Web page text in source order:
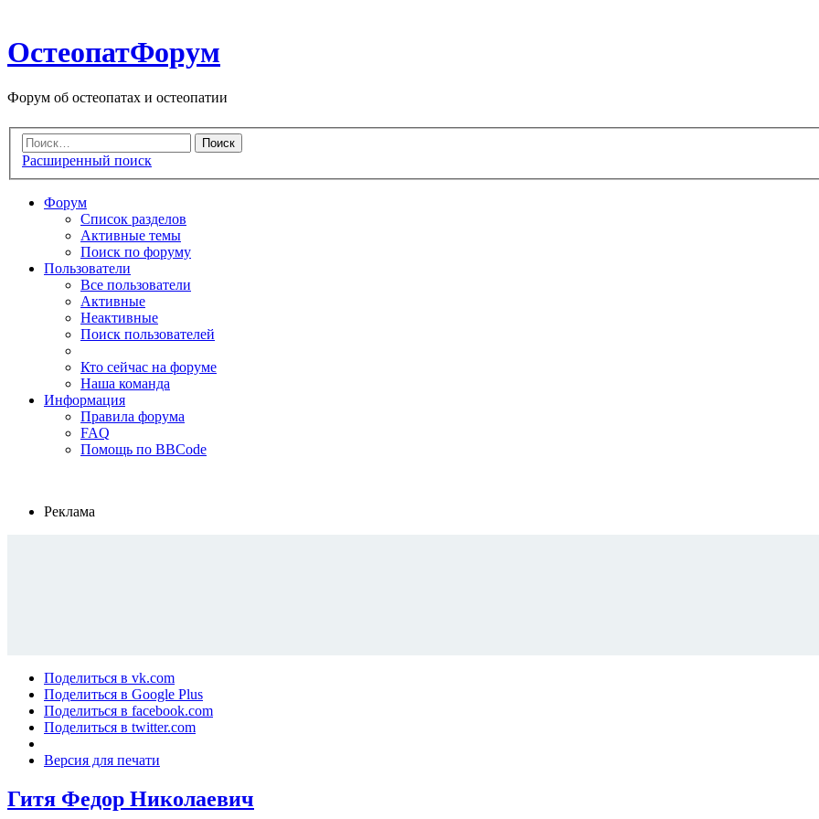
ОстеопатФорум
Форум об остеопатах и остеопатии
Расширенный поиск
Форум
Список разделов
Активные темы
Поиск по форуму
Пользователи
Все пользователи
Активные
Неактивные
Поиск пользователей
Кто сейчас на форуме
Наша команда
Информация
Правила форума
FAQ
Помощь по BBCode
Реклама
Поделиться в vk.com
Поделиться в Google Plus
Поделиться в facebook.com
Поделиться в twitter.com
Версия для печати
Гитя Федор Николаевич